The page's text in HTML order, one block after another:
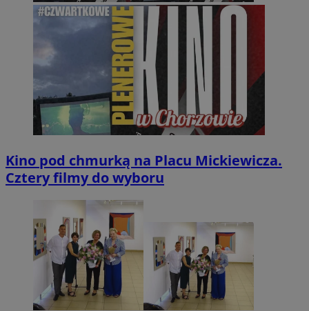
Kino pod chmurką na Placu Mickiewicza.
Cztery filmy do wyboru